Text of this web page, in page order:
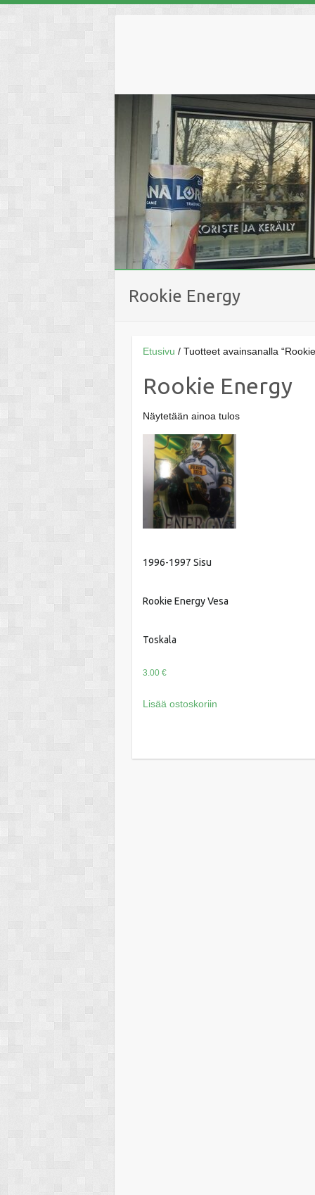
content
Rookie Energy
Etusivu / Tuotteet avainsanalla
Rookie Energy
Näytetään ainoa tulos
1996-1997 Sisu
Rookie Energy Vesa
Toskala
3.00 €
Lisää ostoskoriin